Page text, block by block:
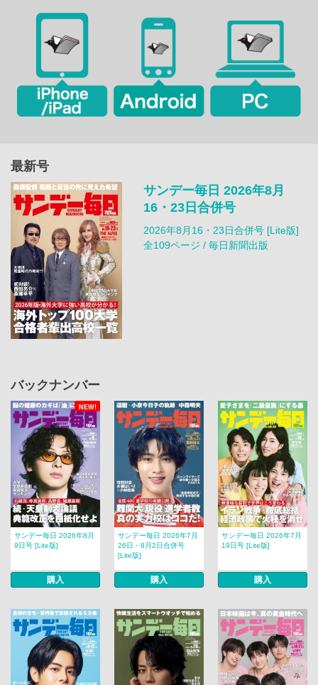
最新号
サンデー毎日 2026年8月
16・23日合併号
2026年8月16・23日合併号 [Lite版]
全109ページ / 毎日新聞出版
バックナンバー
NEW!
サンデー毎日 2026年8月
9日号 [Lite版]
購入
サンデー毎日 2026年7月
26日・8月2日合併号
[Lite版]
購入
サンデー毎日 2026年7月
19日号 [Lite版]
購入